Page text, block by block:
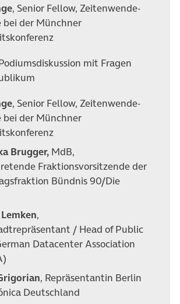
, Senior Fellow, Zeitenwende-
der Münchner
mit Fragen
, Senior Fellow, Zeitenwende-
der Münchner
Brugger, MdB,
Fraktionsvorsitzende der
Bündnis 90/Die
,
/ Head of Public
Datacenter Association
, Repräsentantin Berlin
Deutschland